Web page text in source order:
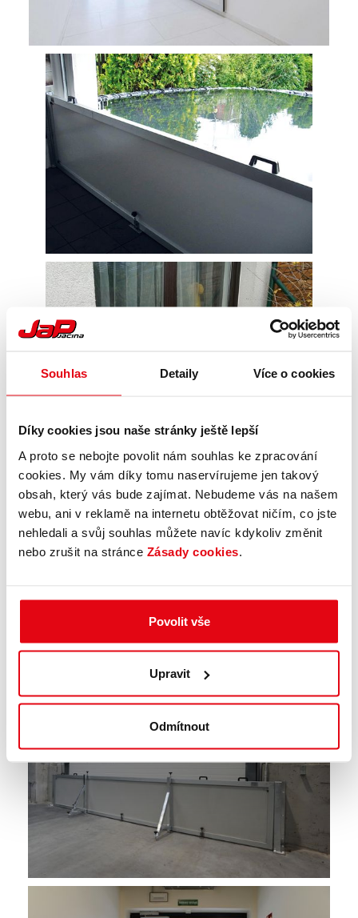
Souhlas Detaily Více o cookies
Díky cookies jsou naše stránky ještě lepší
A proto se nebojte povolit nám souhlas ke zpracování
cookies. My vám díky tomu naservírujeme jen takový
obsah, který vás bude zajímat. Nebudeme vás na našem
webu, ani v reklamě na internetu obtěžovat ničím, co jste
nehledali a svůj souhlas můžete navíc kdykoliv změnit
nebo zrušit na stránce Zásady cookies
Povolit vše
Upravit
Odmítnout